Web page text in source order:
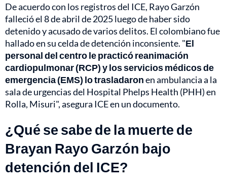
De acuerdo con los registros del ICE, Rayo Garzón
falleció el 8 de abril de 2025 luego de haber sido
detenido y acusado de varios delitos. El colombiano fue
hallado en su celda de detención inconsiente. "El
personal del centro le practicó reanimación
cardiopulmonar (RCP) y los servicios médicos de
emergencia (EMS) lo trasladaronen ambulancia a la
sala de urgencias del Hospital Phelps Health (PHH) en
Rolla, Misuri", asegura ICE en un documento.
¿Qué se sabe de la muerte de
Brayan Rayo Garzón bajo
detención del ICE?